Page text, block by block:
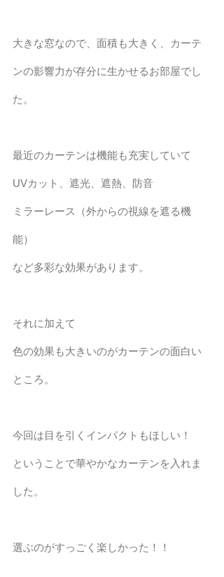
大きな窓なので、面積も大きく、カーテ
ンの影響力が存分に生かせるお部屋でし
た。
最近のカーテンは機能も充実していて
UVカット、遮光、遮熱、防音
ミラーレース（外からの視線を遮る機
能）
など多彩な効果があります。
それに加えて
色の効果も大きいのがカーテンの面白い
ところ。
今回は目を引くインパクトもほしい！
ということで華やかなカーテンを入れま
した。
選ぶのがすっごく楽しかった！！